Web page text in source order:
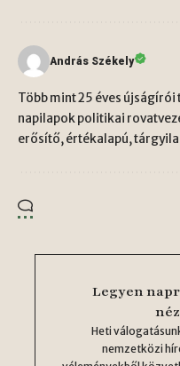
András Székely
Több mint 25 éves
napilapok politikai
erősítő, értékalapú,
Legyen
Heti
nemzetközi